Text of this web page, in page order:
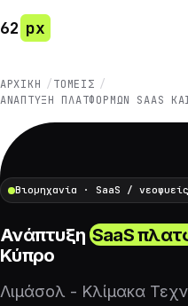
62 px
ΑΡΧΙΚΉ
ΤΟΜΕΊΣ
ΑΝΆΠΤΥΞΗ ΠΛΑΤΦΟΡΜΏΝ SAAS
Βιομηχανία · SaaS /
Ανάπτυξη SaaS
Κύπρο
Λιμάσολ - Κλίμακα